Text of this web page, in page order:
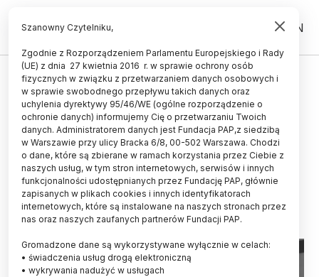
PL EN
HISTORIA I KULTURA
Uczestnicy debaty Muzeum
Historii Polski: spory o znaczenie
wyborów z czerwca 1989 roku
będą trwały
05.06.2024
aktualizacja: 05.06.2024
5 minut czytania
Szanowny Czytelniku,
Zgodnie z Rozporządzeniem Parlamentu Europejskiego i Rady
(UE) z dnia 27 kwietnia 2016 r. w sprawie ochrony osób
fizycznych w związku z przetwarzaniem danych osobowych i
w sprawie swobodnego przepływu takich danych oraz
uchylenia dyrektywy 95/46/WE (ogólne rozporządzenie o
ochronie danych) informujemy Cię o przetwarzaniu Twoich
danych. Administratorem danych jest Fundacja PAP,z siedzibą
w Warszawie przy ulicy Bracka 6/8, 00-502 Warszawa. Chodzi
o dane, które są zbierane w ramach korzystania przez Ciebie z
naszych usług, w tym stron internetowych, serwisów i innych
funkcjonalności udostępnianych przez Fundację PAP, głównie
zapisanych w plikach cookies i innych identyfikatorach
internetowych, które są instalowane na naszych stronach przez
nas oraz naszych zaufanych partnerów Fundacji PAP.
Gromadzone dane są wykorzystywane wyłącznie w celach:
• świadczenia usług drogą elektroniczną
• wykrywania nadużyć w usługach